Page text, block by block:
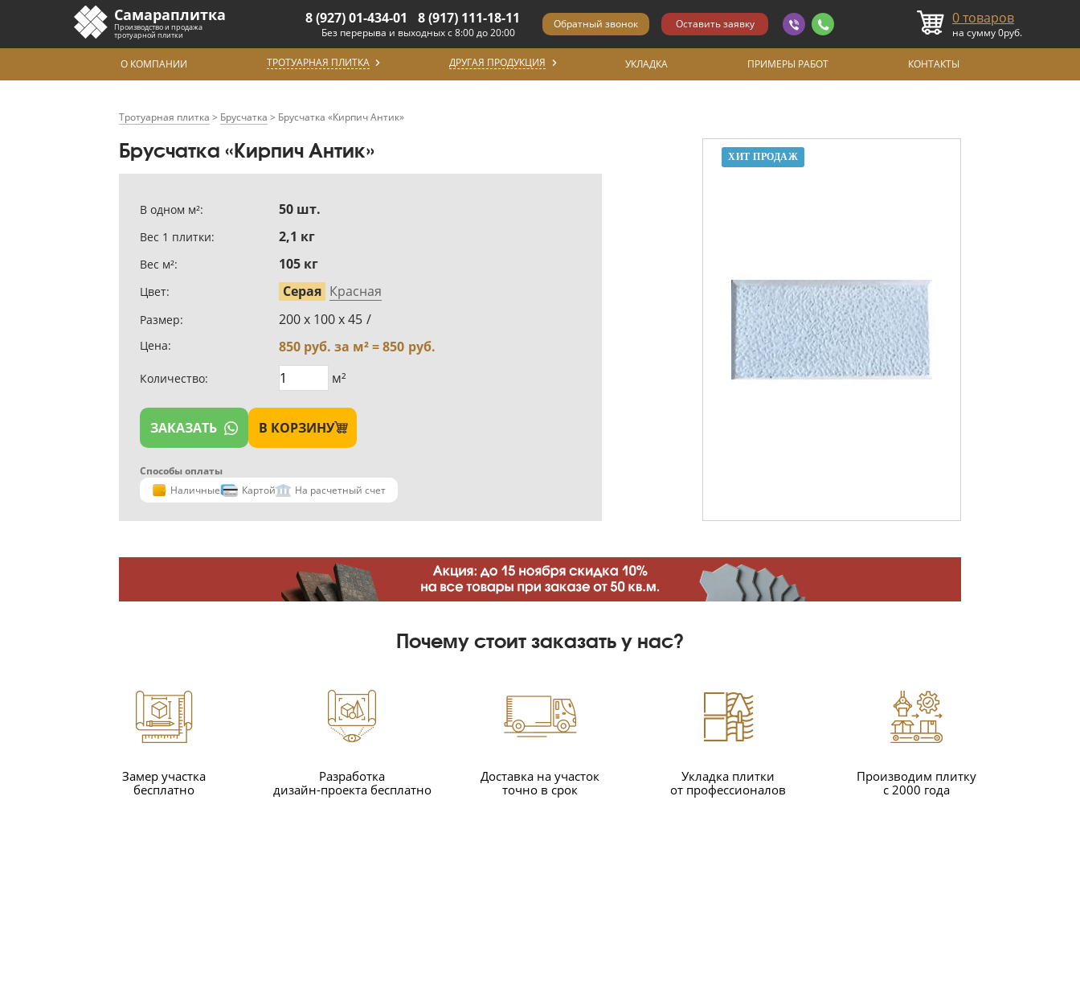
Самараплитка
Производство и продажа
тротуарной плитки
8 (927) 01-434-01 8 (917) 111-18-11
Без перерыва и выходных с 8:00 до 20:00
0товаров
на сумму0руб.
О КОМПАНИИ ТРОТУАРНАЯ ПЛИТКА ДРУГАЯ ПРОДУКЦИЯ УКЛАДКА ПРИМЕРЫ РАБОТ КОНТАКТЫ
Тротуарная плитка > Брусчатка > Брусчатка «Кирпич Антик»
Брусчатка «Кирпич Антик»
В одном м²: 50 шт.
Вес 1 плитки: 2,1 кг
Вес м²: 105 кг
Цвет: Серая Красная
Размер: 200 х 100 х 45 /
Цена: 850руб. за м² =850 руб.
Количество: м²
ЗАКАЗАТЬ В КОРЗИНУ
Способы оплаты
Наличные
Картой На расчетный счет
ХИТ ПРОДАЖ
Почему стоит заказать у нас?
Замер участка
бесплатно
Разработка
дизайн-проекта бесплатно
Доставка на участок
точно в срок
Укладка плитки
от профессионалов
Производим плитку
с 2000 года